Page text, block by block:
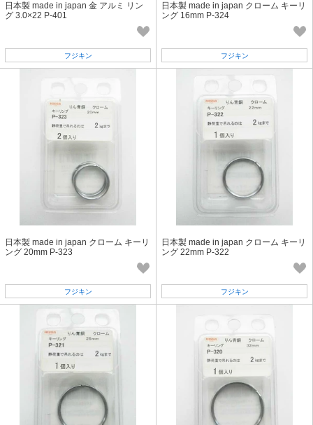
日本製 made in japan 金 アルミ リン
グ 3.0×22 P-401
フジキン
日本製 made in japan クローム キーリ
ング 16mm P-324
フジキン
日本製 made in japan クローム キーリ
ング 20mm P-323
フジキン
日本製 made in japan クローム キーリ
ング 22mm P-322
フジキン